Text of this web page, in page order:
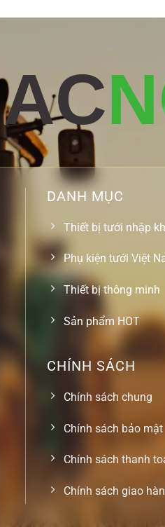
AC
DANH MỤC
Thiết bị tưới nhập
Phụ kiện tưới Việt
Thiết bị thông minh
Sản phẩm HOT
CHÍNH SÁCH
Chính sách chung
Chính sách bảo mật
Chính sách thanh
Chính sách giao